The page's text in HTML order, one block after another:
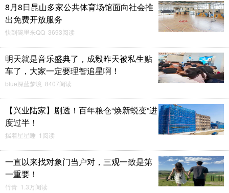
8月8日昆山多家公共体育场馆面向社会推
出免费开放服务
快到碗里来QQ 3693阅读
明天就是音乐盛典了，成毅昨天被私生贴
车了，大家一定要理智追星啊！
blue深蓝梦境 8407阅读
【兴业陆家】剧透！百年粮仓“焕新蜕变”进
度过半！
揣着星星睡 1阅读
一直以来找对象门当户对，三观一致是第
一重要！
竹青 1.3万阅读